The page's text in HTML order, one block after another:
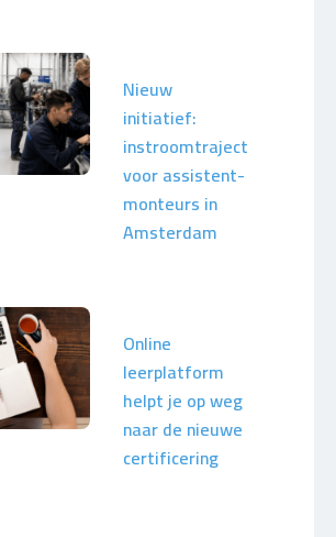
Nieuw
initiatief:
instroomtraject
voor assistent-
monteurs in
Amsterdam
Online
leerplatform
helpt je op weg
naar de nieuwe
certificering